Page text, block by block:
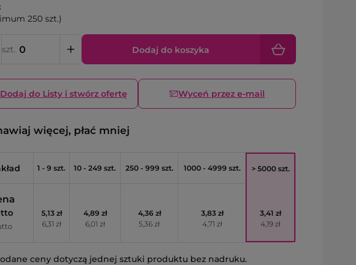
250 szt.)
szt. Dodaj do koszyka
Dodaj do Listy i stwórz ofertę Wyceń przez e-mail
więcej, płać mniej
1 - 9 szt. 10 - 249 szt. 250 - 999 szt. 1000 - 4999 szt. > 5000 szt.
5,13 zł
6,31 zł
4,89 zł
6,01 zł
4,36 zł
5,36 zł
3,83 zł
4,71 zł
3,41 zł
4,19 zł
ceny dotyczą jednej sztuki produktu bez nadruku.